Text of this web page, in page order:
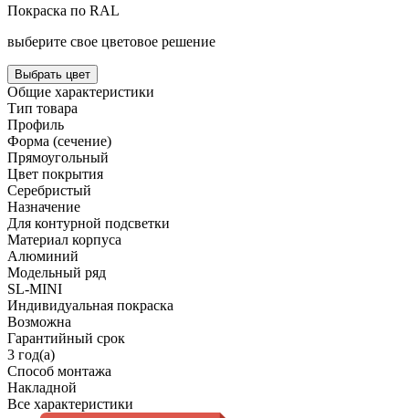
Покраска по RAL
выберите свое цветовое решение
Выбрать цвет
Общие характеристики
Тип товара
Профиль
Форма (сечение)
Прямоугольный
Цвет покрытия
Серебристый
Назначение
Для контурной подсветки
Материал корпуса
Алюминий
Модельный ряд
SL-MINI
Индивидуальная покраска
Возможна
Гарантийный срок
3 год(а)
Способ монтажа
Накладной
Все характеристики